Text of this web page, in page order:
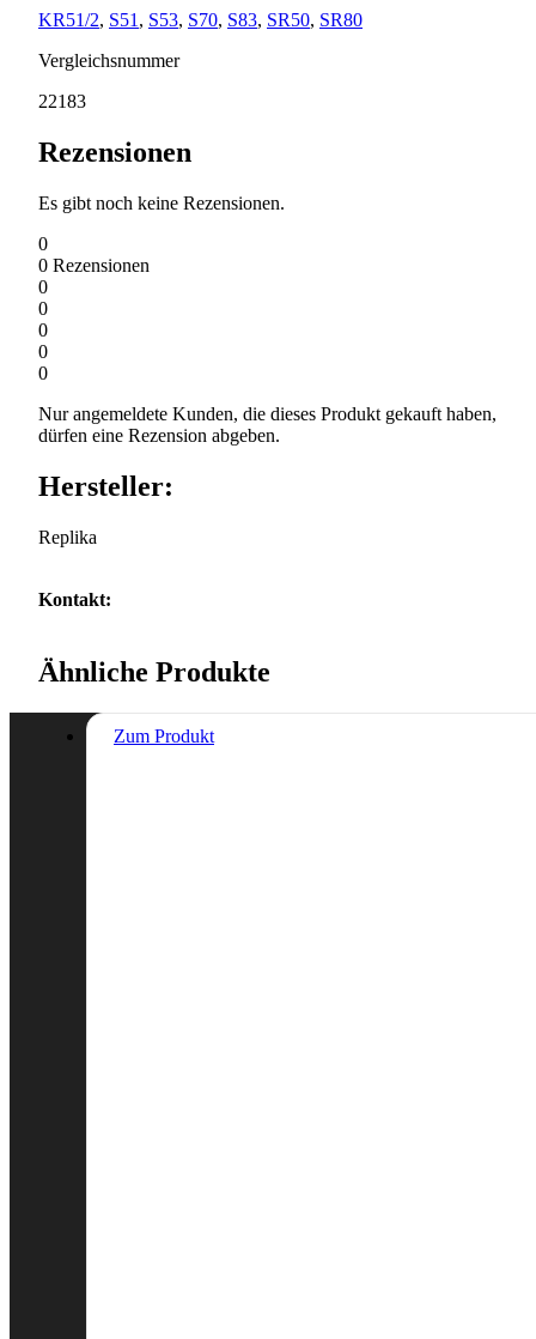
KR51/2, S51 , S53, S70, S83, SR50, SR80
Vergleichsnummer
22183
Rezensionen
Es gibt noch keine Rezensionen.
0
0 Rezensionen
0
0
0
0
0
Nur angemeldete Kunden, die dieses Produkt gekauft haben,
dürfen eine Rezension abgeben.
Hersteller:
Replika
Kontakt:
Ähnliche Produkte
Zum Produkt